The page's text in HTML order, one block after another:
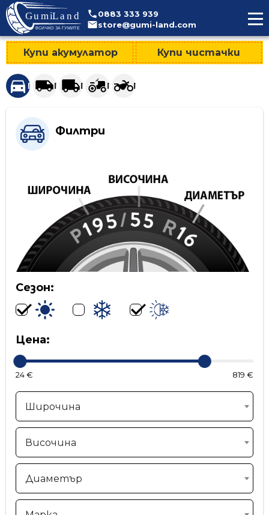
0883 333 939
store@gumi-land.com
Купи акумулатор Купи чистачки
Гуми за леки автомобили и джипове
Гуми за лекотоварни автомобили
Гуми за тежкотоварни автомобили
Гуми за селскостопанска
Гуми за мотоциклети
Филтри
Сезон:
Цена:
24 € 819 €
Широчина
Височина
Диаметър